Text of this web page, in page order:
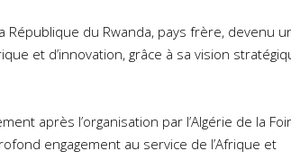
République du Rwanda, pays frère, devenu
et d’innovation, grâce à sa vision
après l’organisation par l’Algérie de la
engagement au service de l’Afrique et